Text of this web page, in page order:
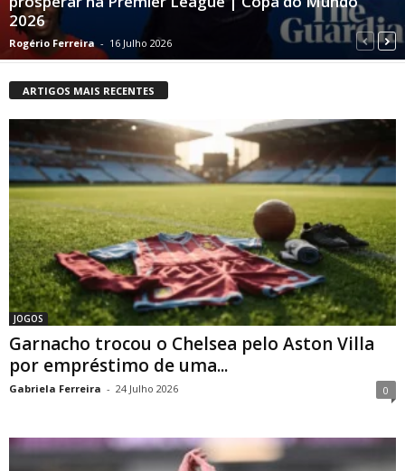
2026
Rogério Ferreira - 16 Julho 2026
ARTIGOS MAIS RECENTES
JOGOS
Garnacho trocou o Chelsea pelo Aston Villa
por empréstimo de uma...
Gabriela Ferreira - 24 Julho 2026 0